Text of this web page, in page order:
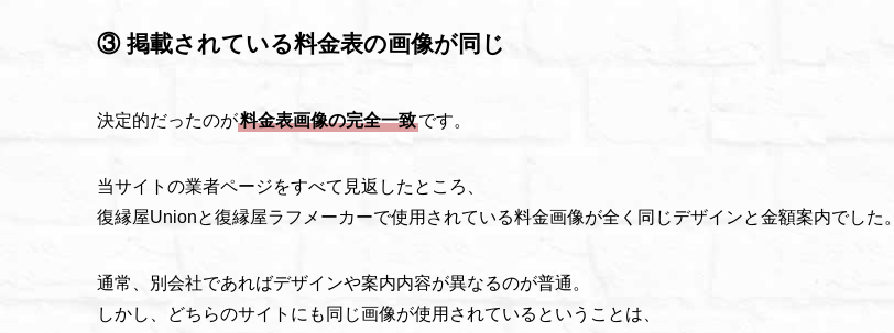
③ 掲載されている料金表の画像が同じ
決定的だったのが料金表画像の完全一致です。
当サイトの業者ページをすべて見返したところ、
復縁屋Unionと復縁屋ラフメーカーで使用されている料金画像が全く同じデザインと金額案内でした。
通常、別会社であればデザインや案内内容が異なるのが普通。
しかし、どちらのサイトにも同じ画像が使用されているということは、